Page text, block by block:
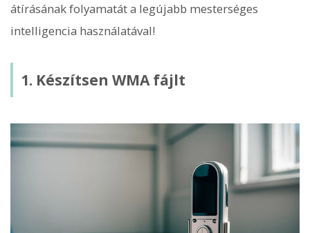
átírásának folyamatát a legújabb mesterséges
intelligencia használatával!
1. Készítsen WMA fájlt